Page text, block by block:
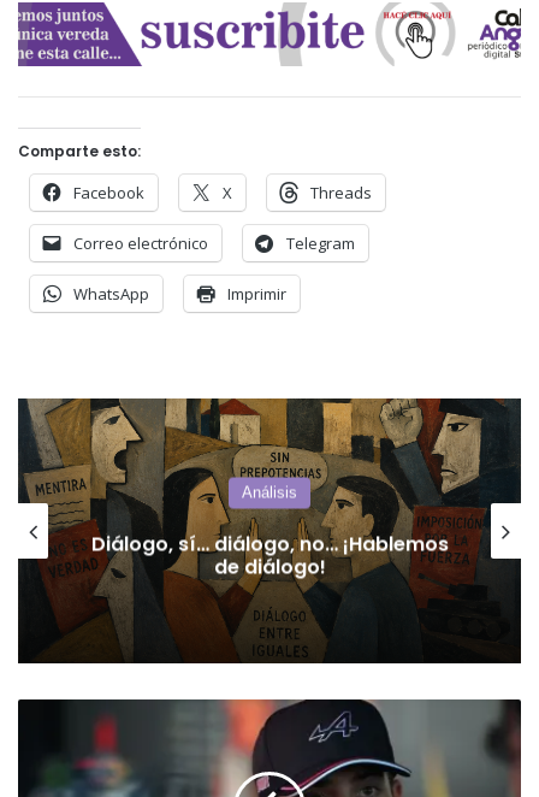
Comparte esto:
Facebook X Threads
Correo electrónico Telegram
WhatsApp Imprimir
San Luis
El mapa de la deuda interpela a San
Luis: Pedernera aparece entre los
departamentos con más deudores
Italia:
Colapinto